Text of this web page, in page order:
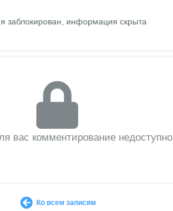
заблокирован, информация скрыта
вас комментирование недоступно
Ко всем записям